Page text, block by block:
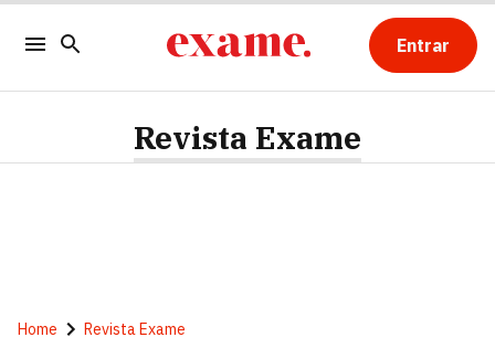
Entrar
Revista Exame
Home Revista Exame